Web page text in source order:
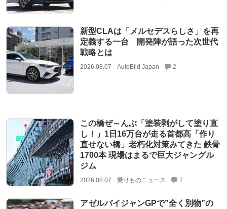
新型CLAは「メルセデスらしさ」を再
定義する一台 開発陣が語った次世代
戦略とは
2026.08.07 AutoBild Japan 2
この橋ぜ～んぶ「塗装剥がして塗り直
し！」1日16万台が走る首都高「作り
直せない橋」老朽化対策みてきた 鉄骨
1700本 現場はまるで巨大ジャングル
ジム
2026.08.07 乗りものニュース 7
アゼルバイジャンGPで”全く別物”の